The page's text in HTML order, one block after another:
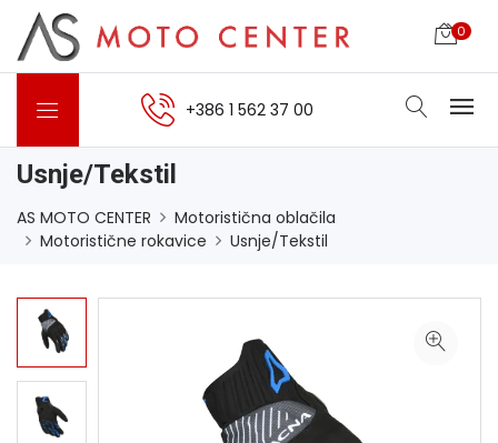
0
+386 1 562 37 00
Usnje/Tekstil
AS MOTO CENTER
Motoristična oblačila
Motoristične rokavice
Usnje/Tekstil